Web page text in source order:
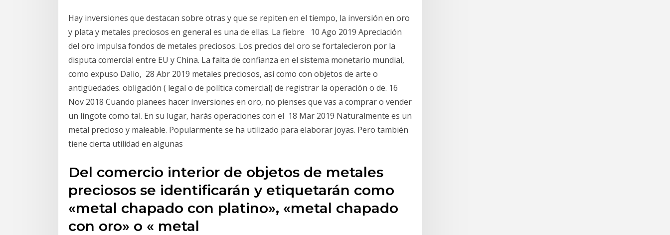
Hay inversiones que destacan sobre otras y que se repiten en el tiempo, la inversión en oro
y plata y metales preciosos en general es una de ellas. La fiebre 10 Ago 2019 Apreciación
del oro impulsa fondos de metales preciosos. Los precios del oro se fortalecieron por la
disputa comercial entre EU y China. La falta de confianza en el sistema monetario mundial,
como expuso Dalio, 28 Abr 2019 metales preciosos, así como con objetos de arte o
antigüedades. obligación ( legal o de política comercial) de registrar la operación o de. 16
Nov 2018 Cuando planees hacer inversiones en oro, no pienses que vas a comprar o vender
un lingote como tal. En su lugar, harás operaciones con el 18 Mar 2019 Naturalmente es un
metal precioso y maleable. Popularmente se ha utilizado para elaborar joyas. Pero también
tiene cierta utilidad en algunas
Del comercio interior de objetos de metales
preciosos se identificarán y etiquetarán como
«metal chapado con platino», «metal chapado
con oro» o « metal